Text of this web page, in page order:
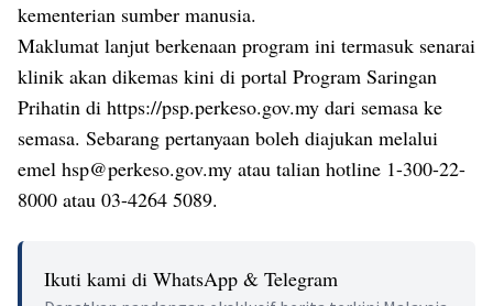
kementerian sumber manusia.
Maklumat lanjut berkenaan program ini termasuk senarai
klinik akan dikemas kini di portal Program Saringan
Prihatin di https://psp.perkeso.gov.my dari semasa ke
semasa. Sebarang pertanyaan boleh diajukan melalui
emel hsp@perkeso.gov.my atau talian hotline 1-300-22-
8000 atau 03-4264 5089.
Ikuti kami di WhatsApp & Telegram